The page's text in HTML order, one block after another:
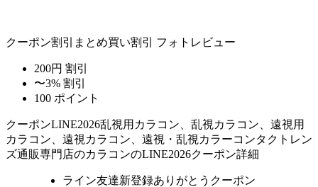
クーポン割引 まとめ買い割引 フォトレビュー
200円 割引
〜3% 割引
100 ポイント
クーポンLINE2026乱視用カラコン、乱視カラコン、遠視用
カラコン、遠視カラコン、遠視・乱視カラーコンタクトレン
ズ通販専門店のカラコンのLINE2026クーポン詳細
ライン友達新登録ありがとうクーポン